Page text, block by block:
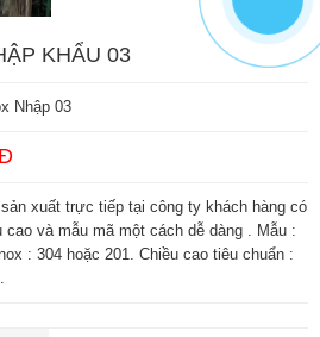
KHẨU 03
Nhập 03
xuất trực tiếp tại công ty khách hàng có
và mẫu mã một cách dễ dàng . Mẫu :
: 304 hoặc 201. Chiều cao tiêu chuẩn :